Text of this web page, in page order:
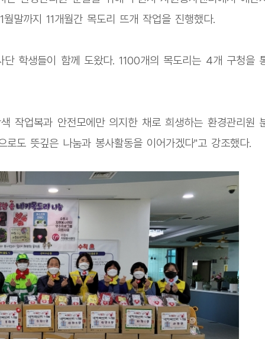
말까지 11개월간 목도리 뜨개 작업을 진행했다.
단 학생들이 함께 도왔다. 1100개의 목도리는 4개 구청을
작업복과 안전모에만 의지한 채로 희생하는 환경관리원
도 뜻깊은 나눔과 봉사활동을 이어가겠다"고 강조했다.